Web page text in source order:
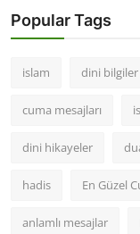
Popular Tags
islam dini bilgiler
cuma mesajları
dini hikayeler
hadis En Güzel
anlamlı mesajlar